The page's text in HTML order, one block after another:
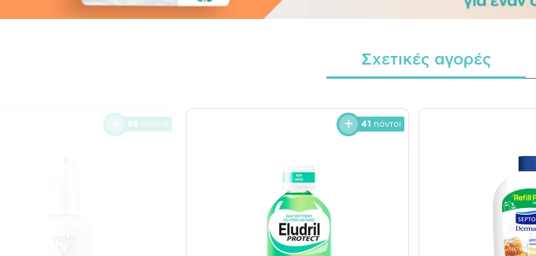
Σχετικές αγορές
88 πόντοι 41 πόντοι